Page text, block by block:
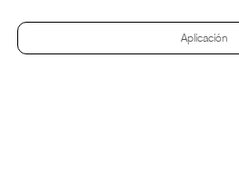
Aplicación